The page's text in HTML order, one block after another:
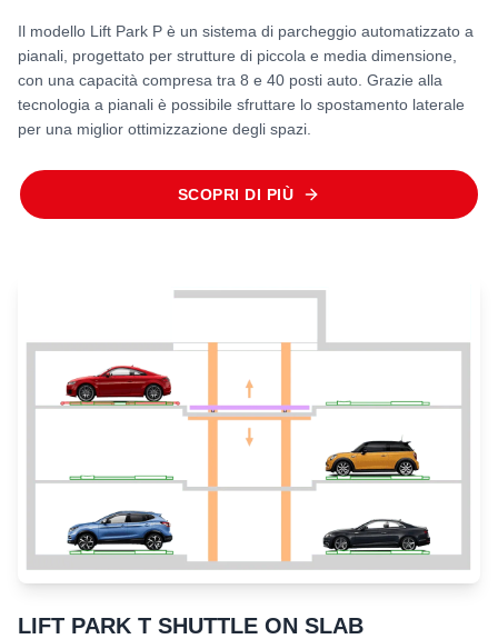
Il modello Lift Park P è un sistema di parcheggio automatizzato a
pianali, progettato per strutture di piccola e media dimensione,
con una capacità compresa tra 8 e 40 posti auto. Grazie alla
tecnologia a pianali è possibile sfruttare lo spostamento laterale
per una miglior ottimizzazione degli spazi.
SCOPRI DI PIÙ
LIFT PARK T SHUTTLE ON SLAB